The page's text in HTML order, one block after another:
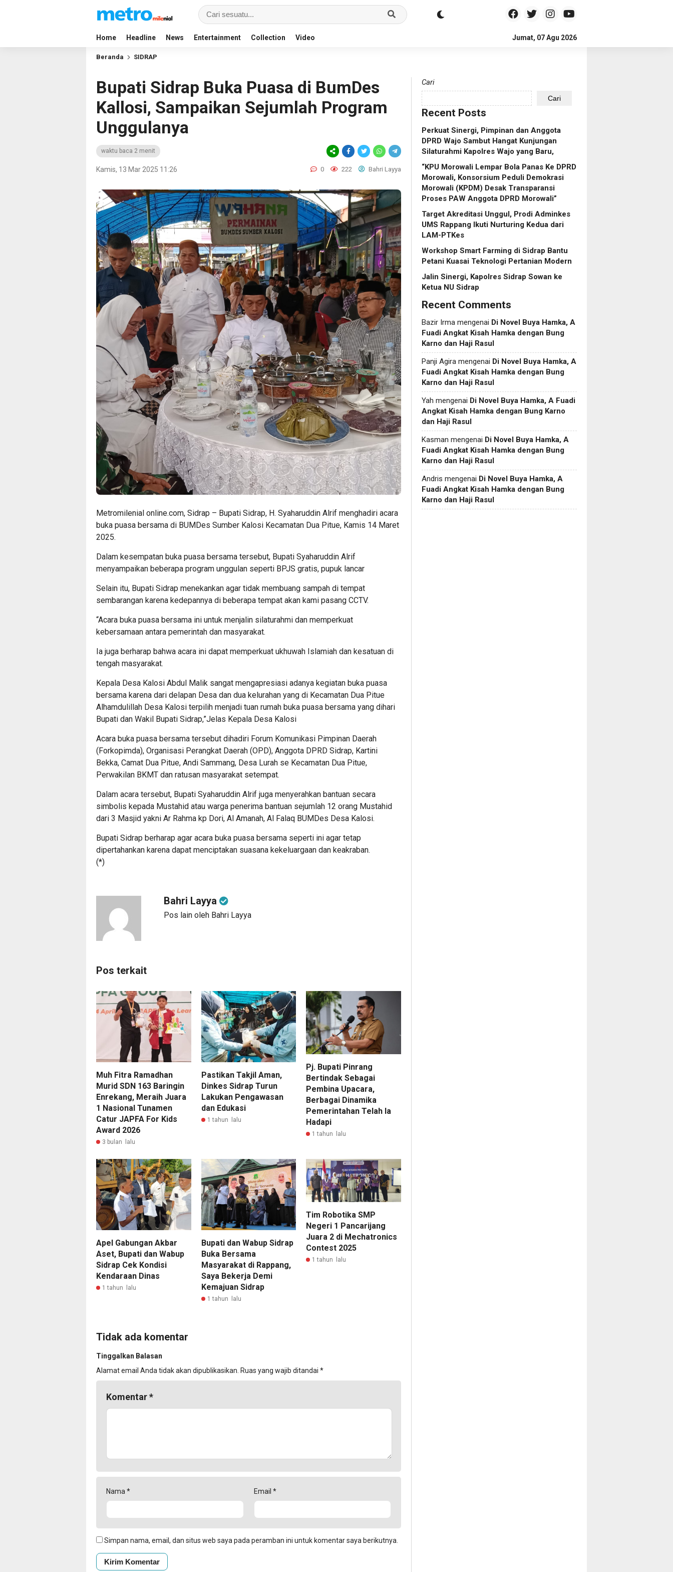
Home Headline News Entertainment Collection Video Jumat, 07 Agu 2026
Beranda SIDRAP
Bupati Sidrap Buka Puasa di BumDes
Kallosi, Sampaikan Sejumlah Program
Unggulanya
waktu baca 2 menit
Kamis, 13 Mar 2025 11:26 0 222 Bahri Layya
Metromilenial online.com, Sidrap – Bupati Sidrap, H. Syaharuddin Alrif menghadiri acara
buka puasa bersama di BUMDes Sumber Kalosi Kecamatan Dua Pitue, Kamis 14 Maret
2025.
Dalam kesempatan buka puasa bersama tersebut, Bupati Syaharuddin Alrif
menyampaikan beberapa program unggulan seperti BPJS gratis, pupuk lancar
Selain itu, Bupati Sidrap menekankan agar tidak membuang sampah di tempat
sembarangan karena kedepannya di beberapa tempat akan kami pasang CCTV.
“Acara buka puasa bersama ini untuk menjalin silaturahmi dan memperkuat
kebersamaan antara pemerintah dan masyarakat.
Ia juga berharap bahwa acara ini dapat memperkuat ukhuwah Islamiah dan kesatuan di
tengah masyarakat.
Kepala Desa Kalosi Abdul Malik sangat mengapresiasi adanya kegiatan buka puasa
bersama karena dari delapan Desa dan dua kelurahan yang di Kecamatan Dua Pitue
Alhamdulillah Desa Kalosi terpilih menjadi tuan rumah buka puasa bersama yang dihari
Bupati dan Wakil Bupati Sidrap,”Jelas Kepala Desa Kalosi
Acara buka puasa bersama tersebut dihadiri Forum Komunikasi Pimpinan Daerah
(Forkopimda), Organisasi Perangkat Daerah (OPD), Anggota DPRD Sidrap, Kartini
Bekka, Camat Dua Pitue, Andi Sammang, Desa Lurah se Kecamatan Dua Pitue,
Perwakilan BKMT dan ratusan masyarakat setempat.
Dalam acara tersebut, Bupati Syaharuddin Alrif juga menyerahkan bantuan secara
simbolis kepada Mustahid atau warga penerima bantuan sejumlah 12 orang Mustahid
dari 3 Masjid yakni Ar Rahma kp Dori, Al Amanah, Al Falaq BUMDes Desa Kalosi.
Bupati Sidrap berharap agar acara buka puasa bersama seperti ini agar tetap
dipertahankan karena dapat menciptakan suasana kekeluargaan dan keakraban.
(*)
Bahri Layya
Pos lain oleh Bahri Layya
Pos terkait
Muh Fitra Ramadhan
Murid SDN 163 Baringin
Enrekang, Meraih Juara
1 Nasional Tunamen
Catur JAPFA For Kids
Award 2026
3 bulan lalu
Pastikan Takjil Aman,
Dinkes Sidrap Turun
Lakukan Pengawasan
dan Edukasi
1 tahun lalu
Pj. Bupati Pinrang
Bertindak Sebagai
Pembina Upacara,
Berbagai Dinamika
Pemerintahan Telah Ia
Hadapi
1 tahun lalu
Apel Gabungan Akbar
Aset, Bupati dan Wabup
Sidrap Cek Kondisi
Kendaraan Dinas
1 tahun lalu
Bupati dan Wabup Sidrap
Buka Bersama
Masyarakat di Rappang,
Saya Bekerja Demi
Kemajuan Sidrap
1 tahun lalu
Tim Robotika SMP
Negeri 1 Pancarijang
Juara 2 di Mechatronics
Contest 2025
1 tahun lalu
Tidak ada komentar
Tinggalkan Balasan
Alamat email Anda tidak akan dipublikasikan. Ruas yang wajib ditandai *
Komentar*
Nama * Email *
Simpan nama, email, dan situs web saya pada peramban ini untuk komentar saya berikutnya.
Cari
Cari
Recent Posts
Perkuat Sinergi, Pimpinan dan Anggota
DPRD Wajo Sambut Hangat Kunjungan
Silaturahmi Kapolres Wajo yang Baru,
“KPU Morowali Lempar Bola Panas Ke DPRD
Morowali, Konsorsium Peduli Demokrasi
Morowali (KPDM) Desak Transparansi
Proses PAW Anggota DPRD Morowali”
Target Akreditasi Unggul, Prodi Adminkes
UMS Rappang Ikuti Nurturing Kedua dari
LAM-PTKes
Workshop Smart Farming di Sidrap Bantu
Petani Kuasai Teknologi Pertanian Modern
Jalin Sinergi, Kapolres Sidrap Sowan ke
Ketua NU Sidrap
Recent Comments
Bazir Irma mengenai Di Novel Buya Hamka, A
Fuadi Angkat Kisah Hamka dengan Bung
Karno dan Haji Rasul
Panji Agira mengenai Di Novel Buya Hamka, A
Fuadi Angkat Kisah Hamka dengan Bung
Karno dan Haji Rasul
Yah mengenai Di Novel Buya Hamka, A Fuadi
Angkat Kisah Hamka dengan Bung Karno
dan Haji Rasul
Kasman mengenai Di Novel Buya Hamka, A
Fuadi Angkat Kisah Hamka dengan Bung
Karno dan Haji Rasul
Andris mengenai Di Novel Buya Hamka, A
Fuadi Angkat Kisah Hamka dengan Bung
Karno dan Haji Rasul